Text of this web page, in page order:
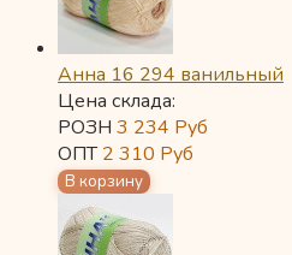
Анна 16 294 ванильный
Цена склада:
РОЗН 3 234 Руб
ОПТ2 310 Руб